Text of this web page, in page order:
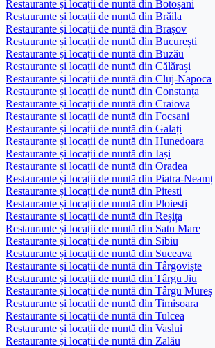
Restaurante și locații de nuntă din Botoșani
Restaurante și locații de nuntă din Brăila
Restaurante și locații de nuntă din Brașov
Restaurante și locații de nuntă din București
Restaurante și locații de nuntă din Buzău
Restaurante și locații de nuntă din Călărași
Restaurante și locații de nuntă din Cluj-Napoca
Restaurante și locații de nuntă din Constanța
Restaurante și locații de nuntă din Craiova
Restaurante și locații de nuntă din Focsani
Restaurante și locații de nuntă din Galați
Restaurante și locații de nuntă din Hunedoara
Restaurante și locații de nuntă din Iași
Restaurante și locații de nuntă din Oradea
Restaurante și locații de nuntă din Piatra-Neamț
Restaurante și locații de nuntă din Pitesti
Restaurante și locații de nuntă din Ploiesti
Restaurante și locații de nuntă din Reșița
Restaurante și locații de nuntă din Satu Mare
Restaurante și locații de nuntă din Sibiu
Restaurante și locații de nuntă din Suceava
Restaurante și locații de nuntă din Târgoviște
Restaurante și locații de nuntă din Târgu Jiu
Restaurante și locații de nuntă din Târgu Mureș
Restaurante și locații de nuntă din Timisoara
Restaurante și locații de nuntă din Tulcea
Restaurante și locații de nuntă din Vaslui
Restaurante și locații de nuntă din Zalău